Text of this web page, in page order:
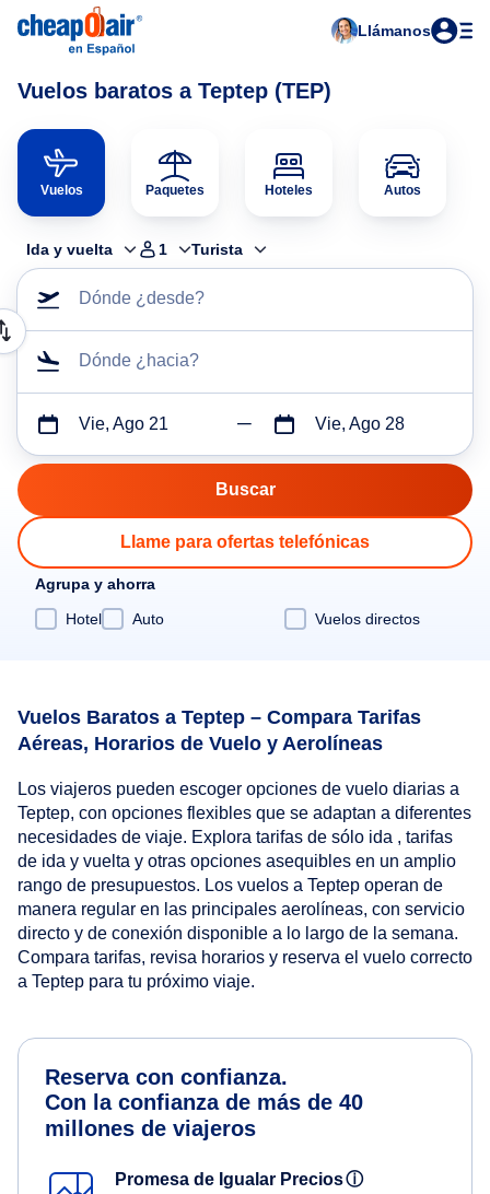
Llámanos
Vuelos baratos a Teptep (TEP)
Vuelos Paquetes Hoteles Autos
Ida y vuelta 1 Turista
Dónde ¿desde?
Dónde ¿hacia?
Vie, Ago 21 Vie, Ago 28
Llame para ofertas telefónicas
Agrupa y ahorra
Hotel
Auto Vuelos directos
Vuelos Baratos a Teptep – Compara Tarifas
Aéreas, Horarios de Vuelo y Aerolíneas
Los viajeros pueden escoger opciones de vuelo diarias a
Teptep, con opciones flexibles que se adaptan a diferentes
necesidades de viaje. Explora tarifas de sólo ida , tarifas
de ida y vuelta y otras opciones asequibles en un amplio
rango de presupuestos. Los vuelos a Teptep operan de
manera regular en las principales aerolíneas, con servicio
directo y de conexión disponible a lo largo de la semana.
Compara tarifas, revisa horarios y reserva el vuelo correcto
a Teptep para tu próximo viaje.
Reserva con confianza.
Con la confianza de más de 40
millones de viajeros
Promesa de Igualar Preciosⓘ